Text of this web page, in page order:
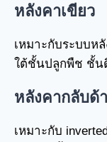
หลังคาเขียว
เหมาะกับระบบห
ใต้ชั้นปลูกพืช ชั้น
หลังคากลับด้
เหมาะกับ